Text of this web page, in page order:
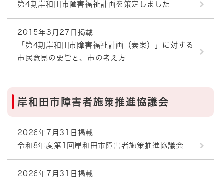
第4期岸和田市障害福祉計画を策定しました
2015年3月27日掲載
「第4期岸和田市障害福祉計画（素案）」に対する
市民意見の要旨と、市の考え方
岸和田市障害者施策推進協議会
2026年7月31日掲載
令和8年度第1回岸和田市障害者施策推進協議会
2026年7月31日掲載